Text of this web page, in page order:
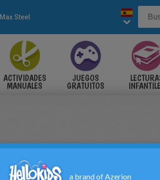
Max Steel
ACTIVIDADES
MANUALES
JUEGOS
GRATUITOS